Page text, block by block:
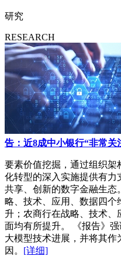
研究
RESEARCH
告：近8成中小银行“非常关
要素价值挖掘，通过组织
化转型的深入实施提供有力
共享、创新的数字金融生
略、技术、应用、数据四个
升；农商行在战略、技术
面均有所提升。 《报告》
大模型技术进展，并将其
因。 [详细]